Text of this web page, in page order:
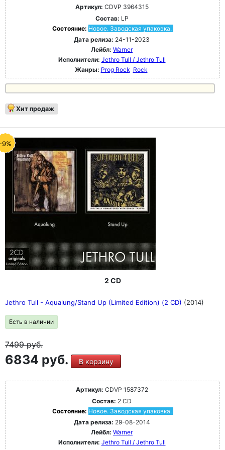
Артикул: CDVP 3964315
Состав: LP
Состояние: Новое. Заводская упаковка.
Дата релиза: 24-11-2023
Лейбл: Warner
Исполнители: Jethro Tull / Jethro Tull
Жанры: Prog Rock Rock
Хит продаж
9%
2 CD
Jethro Tull - Aqualung/Stand Up (Limited Edition) (2 CD) (2014)
Есть в наличии
7499руб.
6834 руб. В корзину
Артикул: CDVP 1587372
Состав: 2 CD
Состояние: Новое. Заводская упаковка.
Дата релиза: 29-08-2014
Лейбл: Warner
Исполнители: Jethro Tull / Jethro Tull